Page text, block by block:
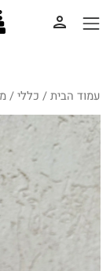
עמוד הבית/ כללי/